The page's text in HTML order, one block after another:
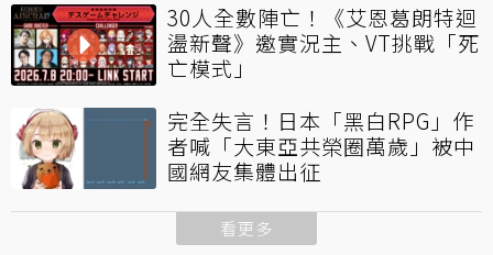
30人全數陣亡！《艾恩葛朗特迴
盪新聲》邀實況主、VT挑戰「死
亡模式」
完全失言！日本「黑白RPG」作
者喊「大東亞共榮圈萬歲」被中
國網友集體出征
看更多